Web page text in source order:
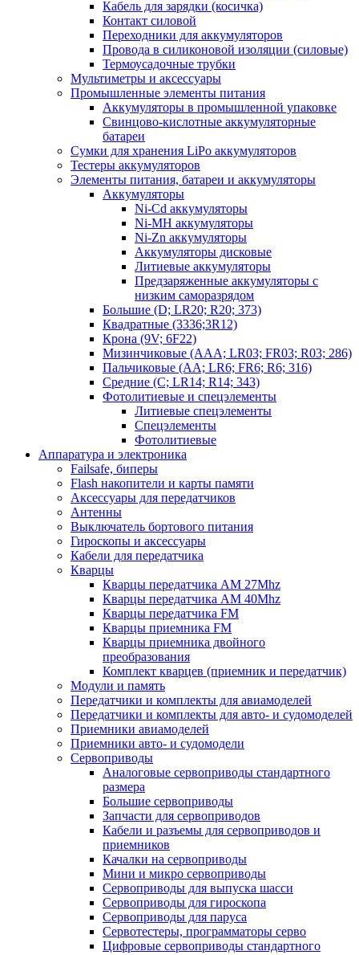
Кабель для зарядки (косичка)
Контакт силовой
Переходники для аккумуляторов
Провода в силиконовой изоляции (силовые)
Термоусадочные трубки
Мультиметры и аксессуары
Промышленные элементы питания
Аккумуляторы в промышленной упаковке
Свинцово-кислотные аккумуляторные
батареи
Сумки для хранения LiPo аккумуляторов
Тестеры аккумуляторов
Элементы питания, батареи и аккумуляторы
Аккумуляторы
Ni-Cd аккумуляторы
Ni-MH аккумуляторы
Ni-Zn аккумуляторы
Аккумуляторы дисковые
Литиевые аккумуляторы
Предзаряженные аккумуляторы с
низким саморазрядом
Большие (D; LR20; R20; 373)
Квадратные (3336;3R12)
Крона (9V; 6F22)
Мизинчиковые (AAA; LR03; FR03; R03; 286)
Пальчиковые (AA; LR6; FR6; R6; 316)
Средние (C; LR14; R14; 343)
Фотолитиевые и спецэлементы
Литиевые спецэлементы
Спецэлементы
Фотолитиевые
Аппаратура и электроника
Failsafe, биперы
Flash накопители и карты памяти
Аксессуары для передатчиков
Антенны
Выключатель бортового питания
Гироскопы и аксессуары
Кабели для передатчика
Кварцы
Кварцы передатчика AM 27Mhz
Кварцы передатчика AM 40Mhz
Кварцы передатчика FM
Кварцы приемника FM
Кварцы приемника двойного
преобразования
Комплект кварцев (приемник и передатчик)
Модули и память
Передатчики и комплекты для авиамоделей
Передатчики и комплекты для авто- и судомоделей
Приемники авиамоделей
Приемники авто- и судомодели
Сервоприводы
Аналоговые сервоприводы стандартного
размера
Большие сервоприводы
Запчасти для сервоприводов
Кабели и разъемы для сервоприводов и
приемников
Качалки на сервоприводы
Мини и микро сервоприводы
Сервоприводы для выпуска шасси
Сервоприводы для гироскопа
Сервоприводы для паруса
Сервотестеры, программаторы серво
Цифровые сервоприводы стандартного